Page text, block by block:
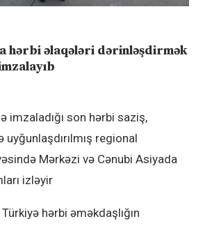
hərbi əlaqələri dərinləşdirmək
imzaladığı son hərbi saziş,
uyğunlaşdırılmış regional
Mərkəzi və Cənubi Asiyada
izləyir
hərbi əməkdaşlığın